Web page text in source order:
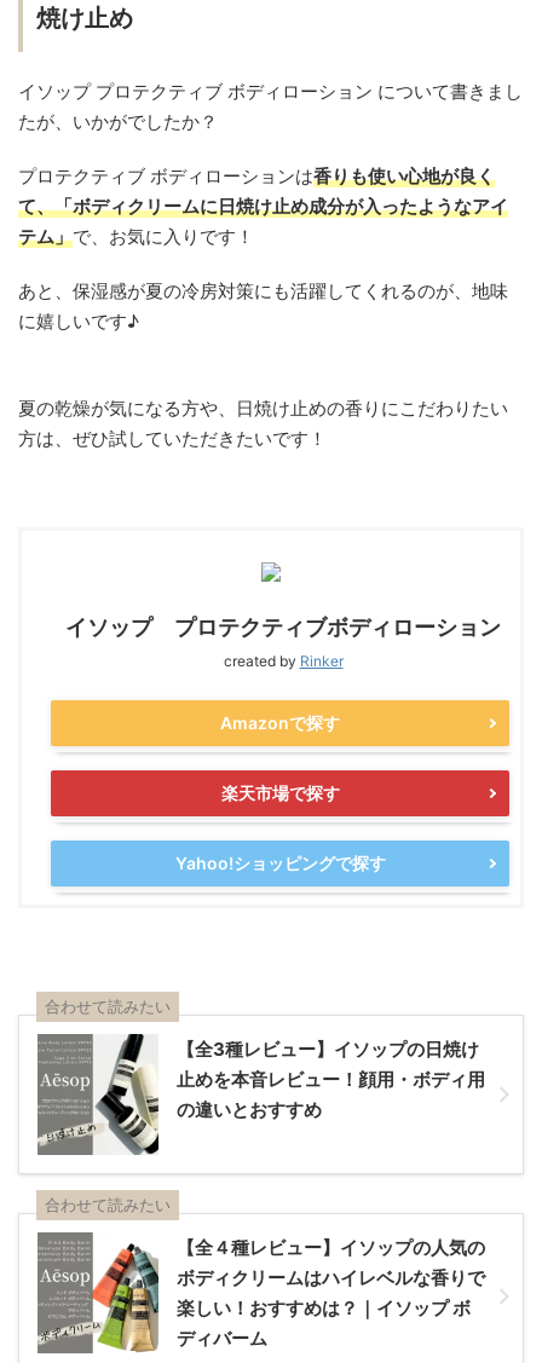
焼け止め
イソップ プロテクティブ ボディローション について書きまし
たが、いかがでしたか？
プロテクティブ ボディローションは香りも使い心地が良く
て、「ボディクリームに日焼け止め成分が入ったようなアイ
テム」で、お気に入りです！
あと、保湿感が夏の冷房対策にも活躍してくれるのが、地味
に嬉しいです♪
夏の乾燥が気になる方や、日焼け止めの香りにこだわりたい
方は、ぜひ試していただきたいです！
イソップ プロテクティブボディローション
created by Rinker
Amazonで探す
楽天市場で探す
Yahoo!ショッピングで探す
【全3種レビュー】イソップの日焼け
止めを本音レビュー！顔用・ボディ用
の違いとおすすめ
合わせて読みたい
【全４種レビュー】イソップの人気の
ボディクリームはハイレベルな香りで
楽しい！おすすめは？｜イソップ ボ
ディバーム
合わせて読みたい